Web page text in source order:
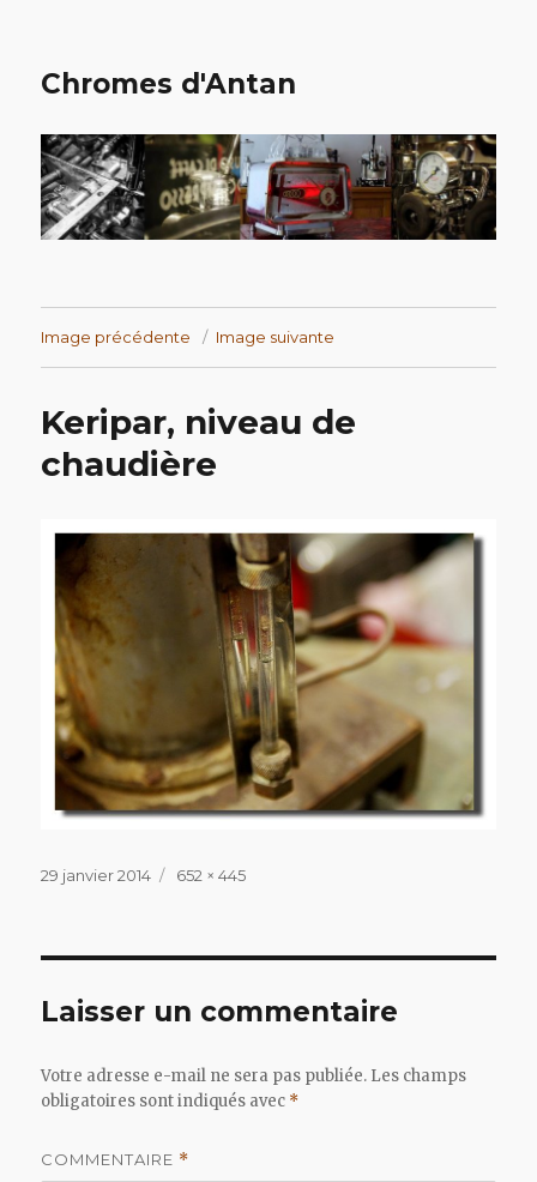
Chromes d'Antan
Image précédente Image suivante
Keripar, niveau de
chaudière
Publié
29 janvier 2014
Taille
652 × 445
Laisser un commentaire
Votre adresse e-mail ne sera pas publiée. Les champs
obligatoires sont indiqués avec *
COMMENTAIRE *